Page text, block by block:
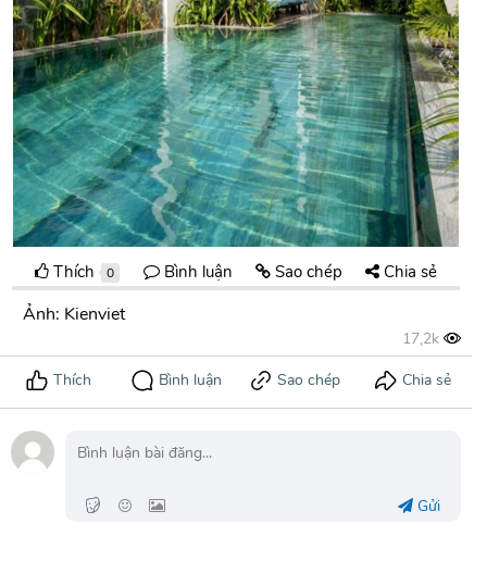
Thích 0 Bình luận Sao chép Chia sẻ
Ảnh: Kienviet
Gửi